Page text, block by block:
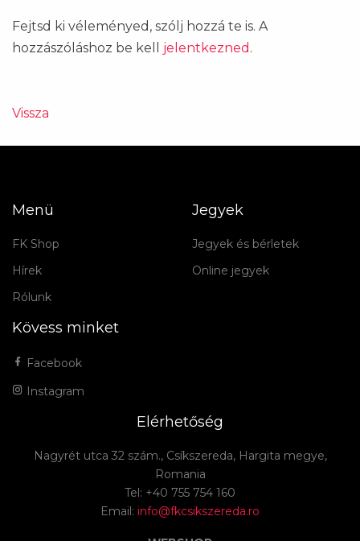
Fejtsd ki véleményed, szólj hozzá te is. A
hozzászóláshoz be kell jelentkezned .
Vissza
Menü
FK Shop
Hírek
Rólunk
Jegyek
Jegyek és bérletek
Online jegyek
Kövess minket
Facebook
Instagram
Elérhetőség
Nagyrét utca 32 szám., Csíkszereda, Hargita megye,
Romania
Tel: +40 755 754 160
Email: info@fkcsikszereda.ro